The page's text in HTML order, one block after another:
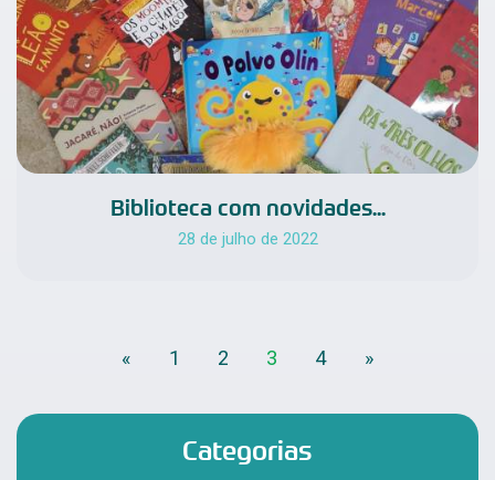
Biblioteca com novidades...
28 de julho de 2022
« 1 2 3 4 »
Categorias